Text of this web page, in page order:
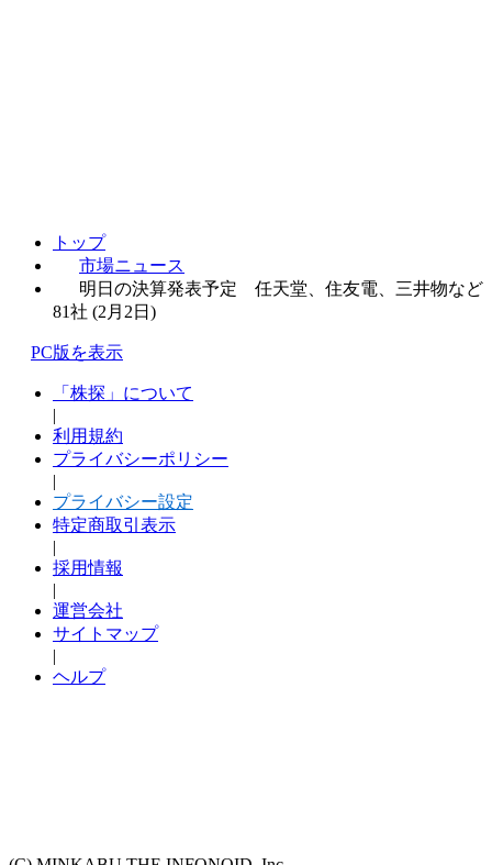
トップ
市場ニュース
明日の決算発表予定 任天堂、住友電、三井物など
81社 (2月2日)
PC版を表示
「株探」について
|
利用規約
プライバシーポリシー
|
プライバシー設定
特定商取引表示
|
採用情報
|
運営会社
サイトマップ
|
ヘルプ